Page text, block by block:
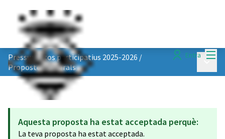
Entra
Pressupostos participatius 2025-2026 /
Propostes generals
Aquesta proposta ha estat acceptada perquè:
La teva proposta ha estat acceptada.